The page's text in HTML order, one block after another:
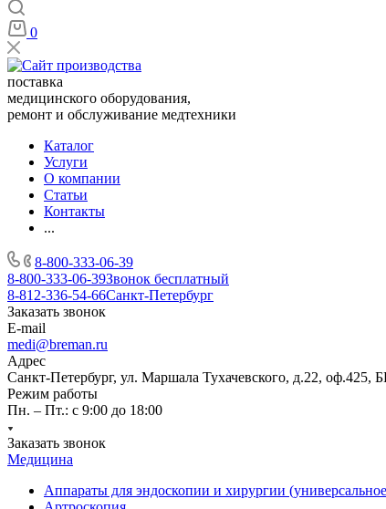
0
поставка
медицинского оборудования,
ремонт и обслуживание медтехники
Каталог
Услуги
О компании
Статьи
Контакты
...
8-800-333-06-39
8-800-333-06-39Звонок бесплатный
8-812-336-54-66Санкт-Петербург
Заказать звонок
E-mail
medi@breman.ru
Адрес
Санкт-Петербург, ул. Маршала Тухачевского, д.22, оф.425,
Режим работы
Пн. – Пт.: с 9:00 до 18:00
Заказать звонок
Медицина
Аппараты для эндоскопии и хирургии